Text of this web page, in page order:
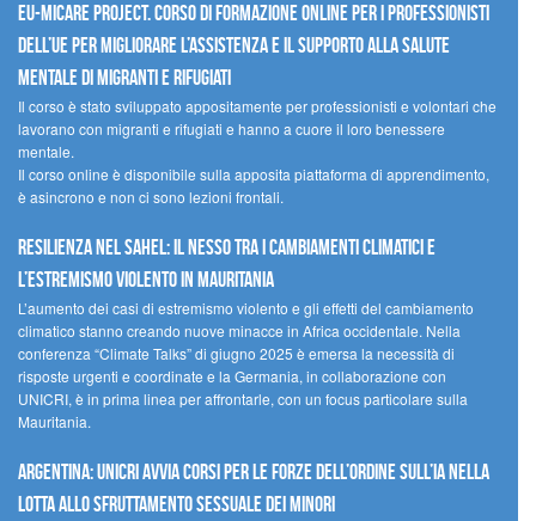
EU-MiCare Project. Corso di formazione online per i professionisti
dell’UE per migliorare l’assistenza e il supporto alla salute
mentale di migranti e rifugiati
Il corso è stato sviluppato appositamente per professionisti e volontari che
lavorano con migranti e rifugiati e hanno a cuore il loro benessere
mentale.
Il corso online è disponibile sulla apposita piattaforma di apprendimento,
è asincrono e non ci sono lezioni frontali.
Resilienza nel Sahel: il nesso tra i cambiamenti climatici e
l’estremismo violento in Mauritania
L’aumento dei casi di estremismo violento e gli effetti del cambiamento
climatico stanno creando nuove minacce in Africa occidentale. Nella
conferenza “Climate Talks” di giugno 2025 è emersa la necessità di
risposte urgenti e coordinate e la Germania, in collaborazione con
UNICRI, è in prima linea per affrontarle, con un focus particolare sulla
Mauritania.
Argentina: UNICRI avvia corsi per le forze dell’ordine sull’IA nella
lotta allo sfruttamento sessuale dei minori